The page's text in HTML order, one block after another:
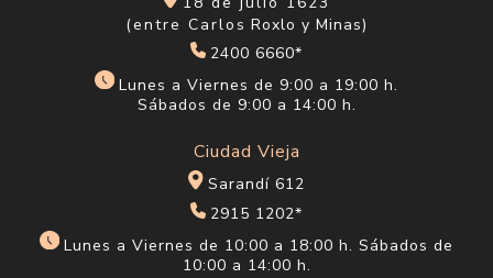
(entre Carlos Roxlo y Minas)
2400 6660*
Lunes a Viernes de 9:00 a 19:00 h.
Sábados de 9:00 a 14:00 h.
Ciudad Vieja
Sarandí 612
2915 1202*
Lunes a Viernes de 10:00 a 18:00 h. Sábados de
10:00 a 14:00 h.